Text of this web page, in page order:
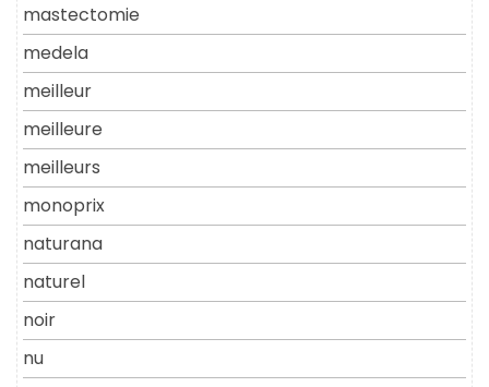
mastectomie
medela
meilleur
meilleure
meilleurs
monoprix
naturana
naturel
noir
nu